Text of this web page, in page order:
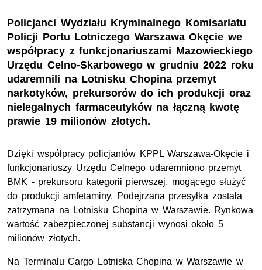
Policjanci Wydziału Kryminalnego Komisariatu
Policji Portu Lotniczego Warszawa Okęcie we
współpracy z funkcjonariuszami Mazowieckiego
Urzędu Celno-Skarbowego w grudniu 2022 roku
udaremnili na Lotnisku Chopina przemyt
narkotyków, prekursorów do ich produkcji oraz
nielegalnych farmaceutyków na łączną kwotę
prawie 19 milionów złotych.
Dzięki współpracy policjantów KPPLWarszawa-Okęcie i
funkcjonariuszy Urzędu Celnego udaremniono przemyt
BMK - prekursoru kategorii pierwszej, mogącego służyć
do produkcji amfetaminy. Podejrzana przesyłka została
zatrzymana na Lotnisku Chopina w Warszawie. Rynkowa
wartość zabezpieczonej substancji wynosi około 5
milionów złotych.
Na Terminalu Cargo Lotniska Chopina w Warszawie w